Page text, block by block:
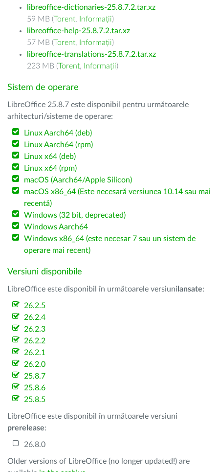
libreoffice-dictionaries-25.8.7.2.tar.xz
59 MB (Torent, Informații)
libreoffice-help-25.8.7.2.tar.xz
57 MB (Torent, Informații)
libreoffice-translations-25.8.7.2.tar.xz
223 MB (Torent, Informații)
Sistem de operare
LibreOffice 25.8.7 este disponibil pentru următoarele
arhitecturi/sisteme de operare:
Linux Aarch64 (deb)
Linux Aarch64 (rpm)
Linux x64 (deb)
Linux x64 (rpm)
macOS (Aarch64/Apple Silicon)
macOS x86_64 (Este necesară versiunea 10.14 sau mai
recentă)
Windows (32 bit, deprecated)
Windows Aarch64
Windows x86_64 (este necesar 7 sau un sistem de
operare mai recent)
Versiuni disponibile
LibreOffice este disponibil în următoarele versiuni lansate:
26.2.5
26.2.4
26.2.3
26.2.2
26.2.1
26.2.0
25.8.7
25.8.6
25.8.5
LibreOffice este disponibil în următoarele versiuni
prerelease:
26.8.0
Older versions of LibreOffice (no longer updated!) are